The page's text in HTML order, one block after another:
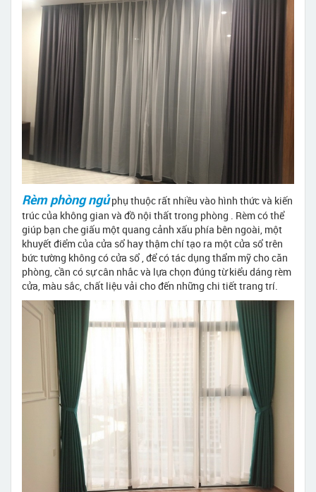
Rèm phòng ngủphụ thuộc rất nhiều vào hình thức và kiến
trúc của không gian và đồ nội thất trong phòng . Rèm có thể
giúp bạn che giấu một quang cảnh xấu phía bên ngoài, một
khuyết điểm của cửa sổ hay thậm chí tạo ra một cửa sổ trên
bức tường không có cửa sổ , để có tác dụng thẩm mỹ cho căn
phòng, cần có sự cân nhắc và lựa chọn đúng từ kiểu dáng rèm
cửa, màu sắc, chất liệu vải cho đến những chi tiết trang trí.